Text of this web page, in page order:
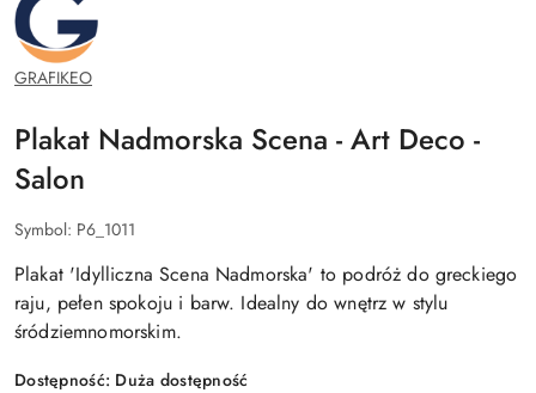
GRAFIKEO
Plakat Nadmorska Scena - Art Deco -
Salon
Symbol: P6_1011
Plakat 'Idylliczna Scena Nadmorska' to podróż do greckiego
raju, pełen spokoju i barw. Idealny do wnętrz w stylu
śródziemnomorskim.
Dostępność: Duża dostępność